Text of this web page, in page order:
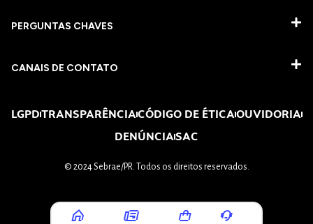
PERGUNTAS CHAVES​
CANAIS DE CONTATO
LGPDTRANSPARÊNCIACÓDIGO DE ÉTICAOUVIDORIA
DENÚNCIASAC
© 2024 Sebrae/PR. Todos os direitos reservados.